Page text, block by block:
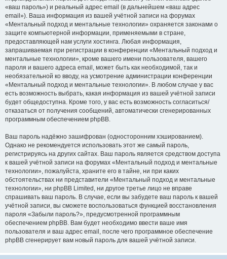
«ваш пароль») и реальный адрес email (в дальнейшем «ваш адрес
email»). Ваша информация из вашей учётной записи на форумах
«Ментальный подход и ментальные технологии» охраняется законами о
защите компьютерной информации, применяемыми в стране,
предоставляющей нам услуги хостинга. Любая информация,
запрашиваемая при регистрации в конференции «Ментальный подход и
ментальные технологии», кроме вашего имени пользователя, вашего
пароля и вашего адреса email, может быть как необходимой, так и
необязательной ко вводу, на усмотрение администрации конференции
«Ментальный подход и ментальные технологии». В любом случае у вас
есть возможность выбрать, какая информация из вашей учётной записи
будет общедоступна. Кроме того, у вас есть возможность согласиться/
отказаться от получения сообщений, автоматически сгенерированных
программным обеспечением phpBB.
Ваш пароль надёжно зашифрован (односторонним хэшированием).
Однако не рекомендуется использовать этот же самый пароль,
регистрируясь на других сайтах. Ваш пароль является средством доступа
к вашей учётной записи на форумах «Ментальный подход и ментальные
технологии», пожалуйста, храните его в тайне, ни при каких
обстоятельствах ни представители «Ментальный подход и ментальные
технологии», ни phpBB Limited, ни другое третье лицо не вправе
спрашивать ваш пароль. В случае, если вы забудете ваш пароль к вашей
учётной записи, вы сможете воспользоваться функцией восстановления
пароля «Забыли пароль?», предусмотренной программным
обеспечением phpBB. Вам будет необходимо ввести ваше имя
пользователя и ваш адрес email, после чего программное обеспечение
phpBB сгенерирует вам новый пароль для вашей учётной записи.